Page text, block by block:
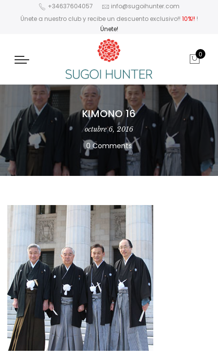
+34637604057
info@sugoihunter.com
Únete a nuestro club y recibe un descuento exclusivo!! 10%!! !
Únete!
0
KIMONO 16
octubre 6, 2016
0 Comments